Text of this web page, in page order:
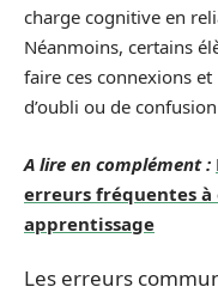
charge cognitive en
Néanmoins, certains
faire ces connexions
d’oubli ou de
A lire en complément :
erreurs fréquentes
apprentissage
Les erreurs